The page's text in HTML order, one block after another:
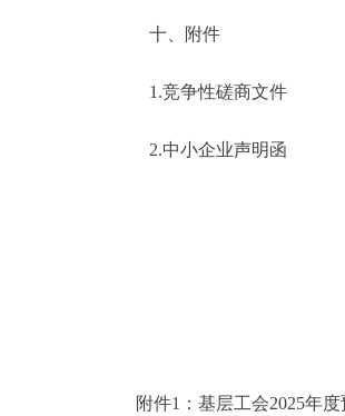
十、附件
1.竞争性磋商文件
2.中小企业声明函
附件1：基层工会2025年